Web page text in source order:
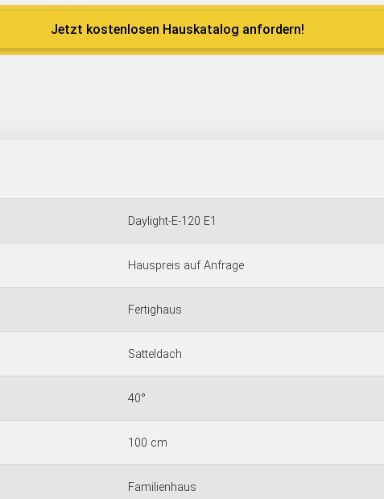
Jetzt kostenlosen Hauskatalog anfordern!
Daylight-E-120 E1
Hauspreis auf Anfrage
Fertighaus
Satteldach
40°
100 cm
Familienhaus